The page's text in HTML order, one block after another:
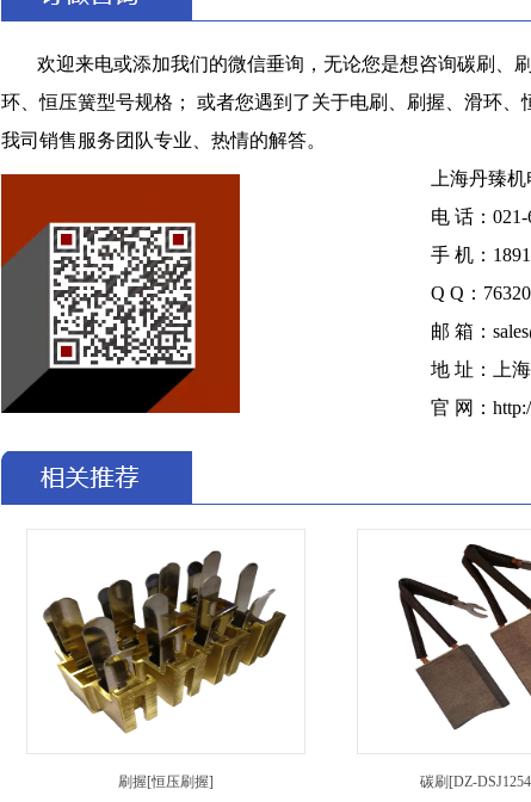
欢迎来电或添加我们的微信垂询，无论您是想咨询碳刷、
环、恒压簧型号规格； 或者您遇到了关于电刷、刷握、滑环
我司销售服务团队专业、热情的解答。
上海丹臻
电 话：021-
手 机：
Q Q：
邮 箱：
地 址：上
官 网：
刷握[恒压刷握] 碳刷[DZ-